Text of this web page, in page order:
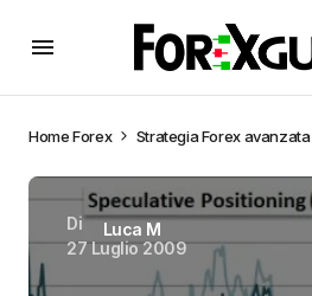
HomeForex Strategia Forex avanzata
Di
Luca M
27 Luglio 2009